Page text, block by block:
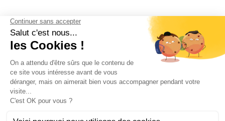
CONTENU
Tournée des bars dans des bar à tapas